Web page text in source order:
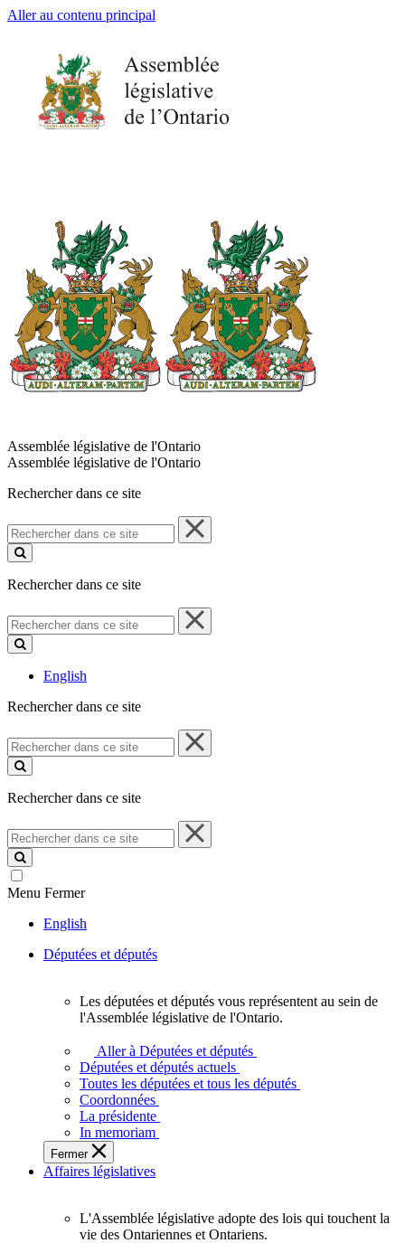
Aller au contenu principal
Assemblée législative de l'Ontario
Assemblée législative de l'Ontario
Rechercher dans ce site
Rechercher
dans
ce
Rechercher dans ce site
Rechercher
dans
ce
English
Rechercher dans ce site
Rechercher
dans
ce
Rechercher dans ce site
Rechercher
dans
ce
site
Menu Fermer
English
Députées et députés
députés
vous
représentent
sein
de
l'Assemblée
législative
l'Ontario.
Les députées et députés vous représentent au sein de
l'Assemblée législative de l'Ontario.
Aller à Députées et députés
Députées et députés actuels
Toutes les députées et tous les députés
Coordonnées
La présidente
In memoriam
Fermer
Affaires législatives
L'Assemblée
L'Assemblée législative adopte des lois qui touchent la
vie des Ontariennes et Ontariens.